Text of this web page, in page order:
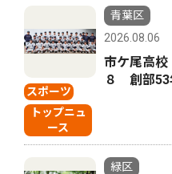
スポーツ
トップニュ
ース
青葉区
2026.08.06
市ケ尾高
８ 創部53
緑区